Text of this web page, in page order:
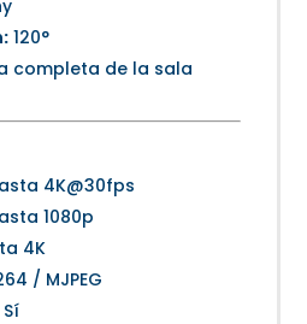
120°
completa de la sala
4K@30fps
1080p
4K
/ MJPEG
Sí